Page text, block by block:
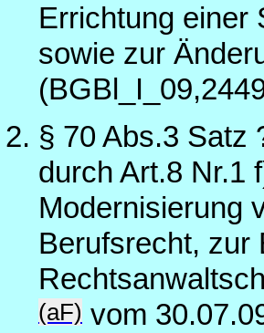
Errichtung einer
sowie zur
§ 70 Abs.3 Satz
durch Art.8 Nr.1
Modernisierung
Berufsrecht, zur
(aF) vom